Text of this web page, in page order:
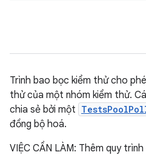
Trình bao bọc kiểm thử cho
thử của một nhóm kiểm thử.
chia sẻ bởi một
đồng bộ hoá.
VIỆC CẦN LÀM: Thêm quy